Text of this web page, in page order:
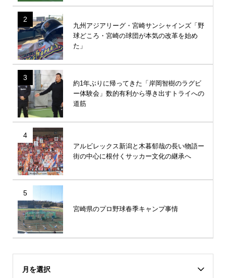
2
九州アジアリーグ・宮崎サンシャインズ「野
球どころ・宮崎の球団が本気の改革を始め
た」
3
約1年ぶりに帰ってきた「岸岡智樹のラグビ
ー体験会」数的有利から導き出すトライへの
道筋
4
アルビレックス新潟と木暮郁哉の長い物語ー
街の中心に根付くサッカー文化の継承へ
5
宮崎県のプロ野球春季キャンプ事情
月を選択